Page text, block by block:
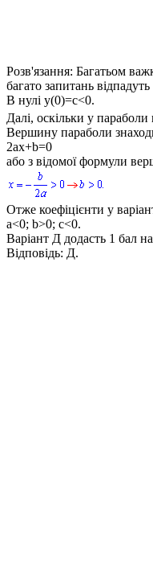
Розв'язання: Багатьом
багато запитань
В нулі у(0)=с<0.
Далі, оскільки у
Вершину параболи
2ax+b=0
або з відомої формули
Отже коефіцієнти у
a<0; b>0; c<0.
Варіант Д додасть 1 бал
Відповідь: Д.